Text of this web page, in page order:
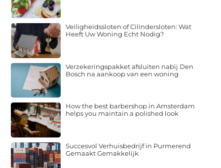
Veiligheidssloten of Cilindersloten: Wat
Heeft Uw Woning Echt Nodig?
Verzekeringspakket afsluiten nabij Den
Bosch na aankoop van een woning
How the best barbershop in Amsterdam
helps you maintain a polished look
Succesvol Verhuisbedrijf in Purmerend
Gemaakt Gemakkelijk